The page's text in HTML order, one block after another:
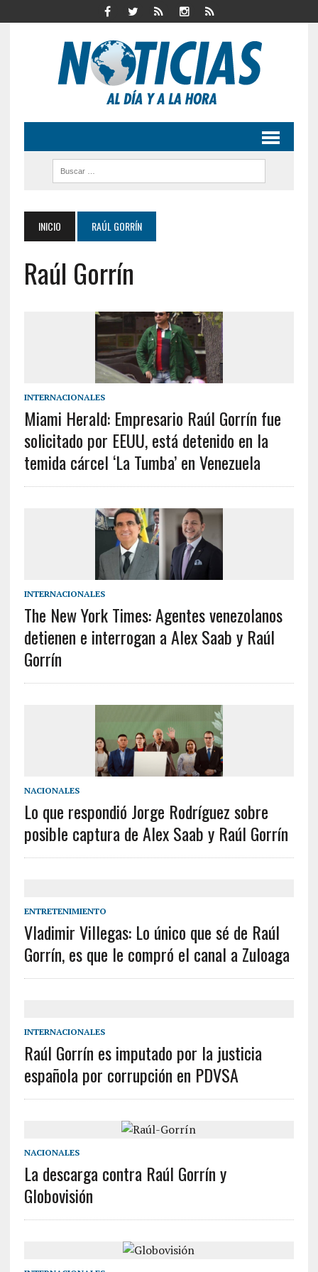
INICIO RAÚL GORRÍN
Raúl Gorrín
INTERNACIONALES
Miami Herald: Empresario Raúl Gorrín fue
solicitado por EEUU, está detenido en la
temida cárcel ‘La Tumba’ en Venezuela
INTERNACIONALES
The New York Times: Agentes venezolanos
detienen e interrogan a Alex Saab y Raúl
Gorrín
NACIONALES
Lo que respondió Jorge Rodríguez sobre
posible captura de Alex Saab y Raúl Gorrín
ENTRETENIMIENTO
Vladimir Villegas: Lo único que sé de Raúl
Gorrín, es que le compró el canal a Zuloaga
INTERNACIONALES
Raúl Gorrín es imputado por la justicia
española por corrupción en PDVSA
NACIONALES
La descarga contra Raúl Gorrín y
Globovisión